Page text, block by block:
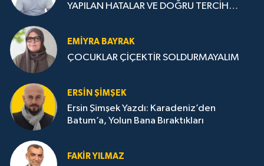
YAPILAN HATALAR VE DOĞRU TERCİH
EMIYRA BAYRAK
ÇOCUKLAR ÇİÇEKTİR SOLDURMAYALIM
ERSIN ŞIMŞEK
Ersin Şimşek Yazdı: Karadeniz’den
Batum’a, Yolun Bana Bıraktıkları
FAKIR YILMAZ